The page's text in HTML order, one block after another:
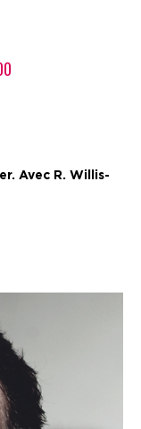
Avec R. Willis-